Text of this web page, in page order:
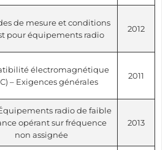
de mesure et conditions
pour équipements radio
2012
électromagnétique
– Exigences générales
2011
radio de faible
opérant sur fréquence
non assignée
2013